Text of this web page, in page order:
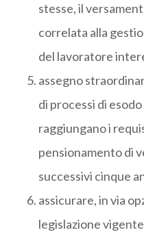
stesse, il
correlata alla
del lavoratore
assegno
di processi di
raggiungano i
pensionamento di
successivi cinque
assicurare, in via
legislazione